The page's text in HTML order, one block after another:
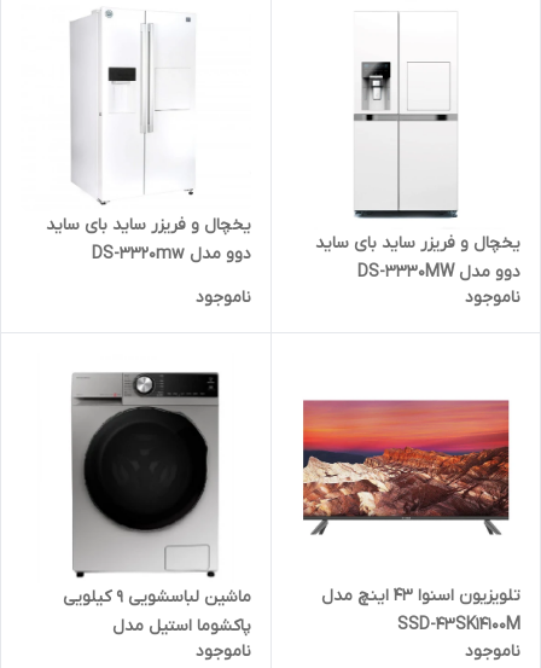
یخچال و فریزر ساید بای ساید
دوو مدل DS-3330MW
ناموجود
یخچال و فریزر ساید بای ساید
دوو مدل DS-3320mw
ناموجود
تلویزیون اسنوا 43 اینچ مدل
SSD-43SK14100M
ناموجود
ماشین لباسشویی 9 کیلویی
پاکشوما استیل مدل
BWF40107ST
ناموجود